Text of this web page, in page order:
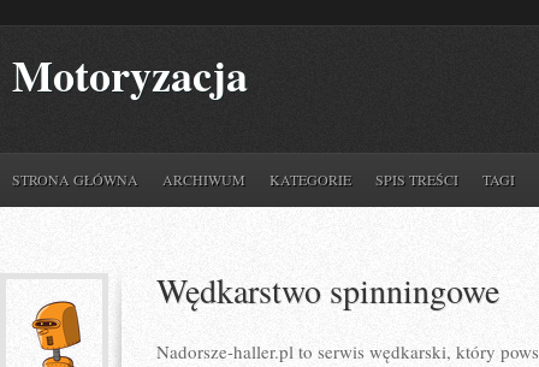
Motoryzacja
STRONA GŁÓWNA ARCHIWUM KATEGORIE SPIS TREŚCI TAGI
Wędkarstwo spinningowe
Nadorsze-haller.pl to serwis wędkarski, który